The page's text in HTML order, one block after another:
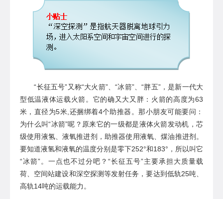
“长征五号”又称“大火箭”、“冰箭”、“胖五”，是新一代大
型低温液体运载火箭。 它的确又大又胖：火箭的高度为63
米，直径为5米,还捆绑着4个助推器。那小朋友可能要问：
为什么叫“冰箭”呢？原来它的一级都是液体火箭发动机，芯
级使用液氢、液氧推进剂， 助推器使用液氧 、煤油推进剂。
要知道液氢和液氧的温度分别是零下252°和183°，所以叫它
“冰箭”。一点也不过分吧？ “长征五号”主要承担大质量载
荷、空间站建设和深空探测等发射任务 ，要达到低轨25吨、
高轨14吨的运载能力 。